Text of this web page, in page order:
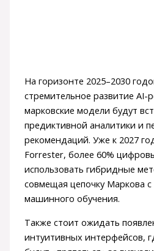
На горизонте 2025–2030
стремительное развитие AI-
марковские модели будут
предиктивной аналитики и
рекомендаций. Уже к 2027
Forrester, более 60%
использовать гибридные
совмещая цепочку Маркова
машинного обучения.
Также стоит ожидать
интуитивных интерфейсов,